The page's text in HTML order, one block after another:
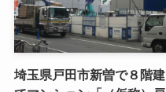
埼玉県戸田市新曽で８階建